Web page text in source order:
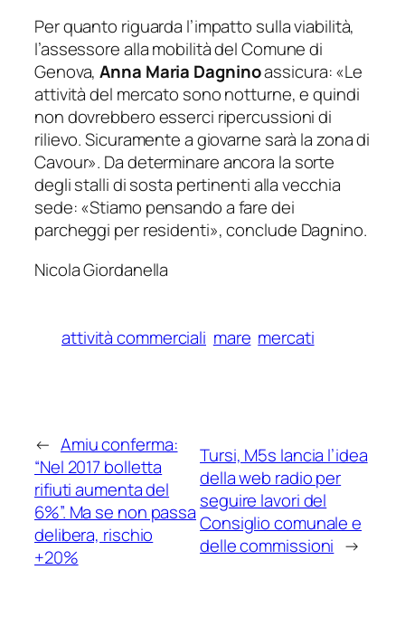
Per quanto riguarda l’impatto sulla viabilità,
l’assessore alla mobilità del Comune di
Genova,Anna Maria Dagninoassicura: «Le
attività del mercato sono notturne, e quindi
non dovrebbero esserci ripercussioni di
rilievo. Sicuramente a giovarne sarà la zona di
Cavour». Da determinare ancora la sorte
degli stalli di sosta pertinenti alla vecchia
sede: «Stiamo pensando a fare dei
parcheggi per residenti», conclude Dagnino.
Nicola Giordanella
attività commerciali mare mercati
← Amiu conferma:
“Nel 2017 bolletta
rifiuti aumenta del
6%”. Ma se non passa
delibera, rischio
+20%
Tursi, M5s lancia l’idea
della web radio per
seguire lavori del
Consiglio comunale e
delle commissioni →